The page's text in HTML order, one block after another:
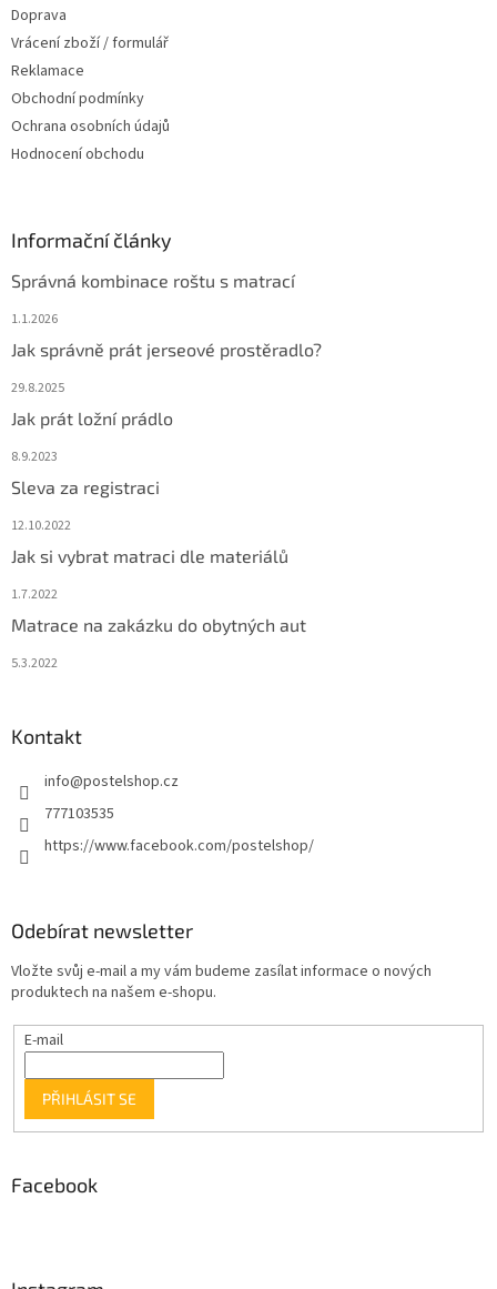
Doprava
Vrácení zboží / formulář
Reklamace
Obchodní podmínky
Ochrana osobních údajů
Hodnocení obchodu
Informační články
Správná kombinace roštu s matrací
1.1.2026
Jak správně prát jerseové prostěradlo?
29.8.2025
Jak prát ložní prádlo
8.9.2023
Sleva za registraci
12.10.2022
Jak si vybrat matraci dle materiálů
1.7.2022
Matrace na zakázku do obytných aut
5.3.2022
Kontakt
info@postelshop.cz
777103535
https://www.facebook.com/postelshop/
Odebírat newsletter
Vložte svůj e-mail a my vám budeme zasílat informace o nových
produktech na našem e-shopu.
E-mail
PŘIHLÁSIT SE
Facebook